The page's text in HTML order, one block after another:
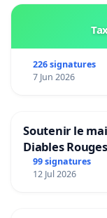
226 signatures
7 Jun 2026
Soutenir le
Diables
Rudi Garcia
99 signatures
12 Jul 2026